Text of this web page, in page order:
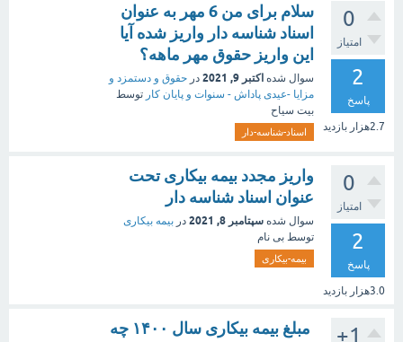
0
امتیاز
2
پاسخ
2.7هزار بازدید
سلام برای من 6 مهر به عنوان
اسناد شناسه دار واریز شده آیا
این واریز حقوق مهر ماهه؟
سوال شده اکتبر 9, 2021 در حقوق و دستمزد و
مزایا -عیدی پاداش - سنوات و پایان کار توسط
بیت سیاح
اسناد-شناسه-دار
0
امتیاز
2
پاسخ
3.0هزار بازدید
واریز مجدد بیمه بیکاری تحت
عنوان اسناد شناسه دار
سوال شده سپتامبر 8, 2021 در بیمه بیکاری
توسط بی نام
بیمه-بیکاری
+1
مبلغ بیمه بیکاری سال ۱۴۰۰ چه